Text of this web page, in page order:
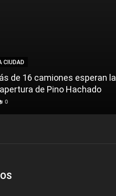
CIUDAD
de 16 camiones esperan la
de Pino Hachado
0